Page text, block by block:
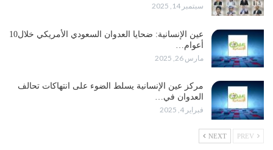
سبتمبر 14, 2025
عين الإنسانية: ضحايا العدوان السعودي الأمريكي خلال10
أعوام…
مارس 26, 2025
مركز عين الإنسانية يسلط الضوء على انتهاكات تحالف
العدوان في…
فبراير 4, 2025
NEXT